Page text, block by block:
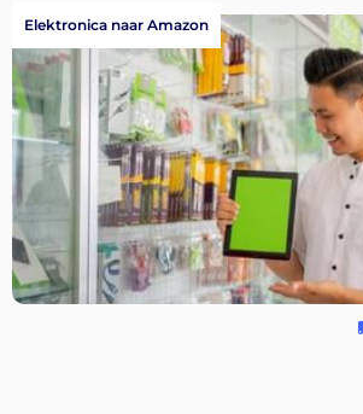
Elektronica naar Amazon